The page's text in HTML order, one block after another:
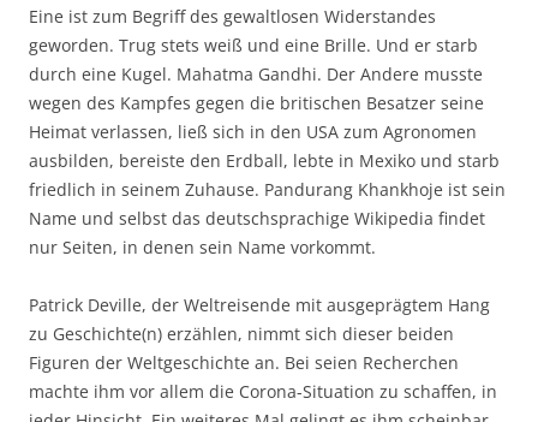
Eine ist zum Begriff des gewaltlosen Widerstandes
geworden. Trug stets weiß und eine Brille. Und er starb
durch eine Kugel. Mahatma Gandhi. Der Andere musste
wegen des Kampfes gegen die britischen Besatzer seine
Heimat verlassen, ließ sich in den USA zum Agronomen
ausbilden, bereiste den Erdball, lebte in Mexiko und starb
friedlich in seinem Zuhause. Pandurang Khankhoje ist sein
Name und selbst das deutschsprachige Wikipedia findet
nur Seiten, in denen sein Name vorkommt.
Patrick Deville, der Weltreisende mit ausgeprägtem Hang
zu Geschichte(n) erzählen, nimmt sich dieser beiden
Figuren der Weltgeschichte an. Bei seien Recherchen
machte ihm vor allem die Corona-Situation zu schaffen, in